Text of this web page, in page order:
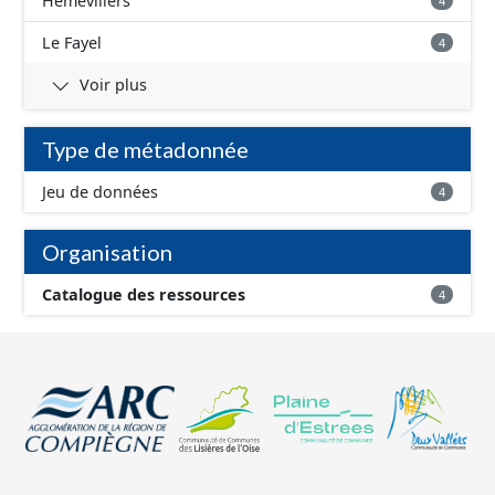
Le Fayel 4
Voir plus
Type de métadonnée
Jeu de données 4
Organisation
Catalogue des ressources 4